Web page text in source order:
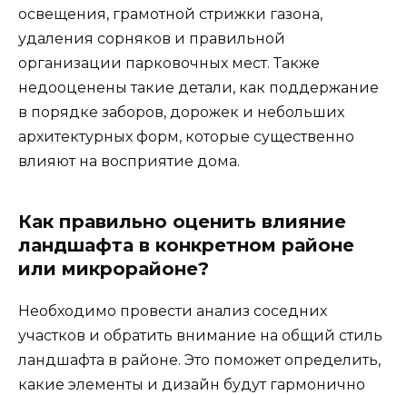
освещения, грамотной стрижки газона,
удаления сорняков и правильной
организации парковочных мест. Также
недооценены такие детали, как поддержание
в порядке заборов, дорожек и небольших
архитектурных форм, которые существенно
влияют на восприятие дома.
Как правильно оценить влияние
ландшафта в конкретном районе
или микрорайоне?
Необходимо провести анализ соседних
участков и обратить внимание на общий стиль
ландшафта в районе. Это поможет определить,
какие элементы и дизайн будут гармонично